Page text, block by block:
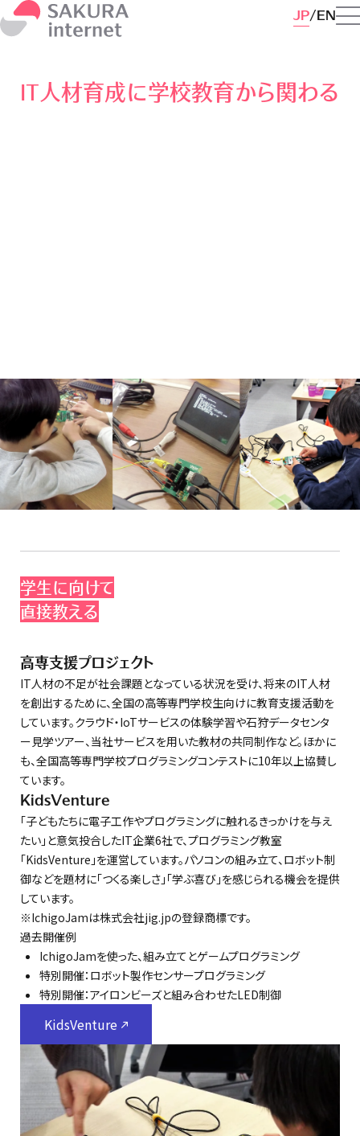
JP EN
IT人材育成に学校教育から関わる
「もっとプログラミングの楽しさを知ってほしい」「高いITス
キルを身に付けて社会で活躍してほしい」。そのような思い
からIT教育の支援をしています。クラウド事業者として、どう
すれば次世代に貢献できるか試行錯誤しながら活動を広
げています。
学生に向けて
直接教える
高専支援プロジェクト
IT人材の不足が社会課題となっている状況を受け、将来のIT人材
を創出するために、全国の高等専門学校生向けに教育支援活動を
しています。クラウド・IoTサービスの体験学習や石狩データセンタ
ー見学ツアー、当社サービスを用いた教材の共同制作など。ほかに
も、全国高等専門学校プログラミングコンテストに10年以上協賛し
ています。
KidsVenture
「子どもたちに電子工作やプログラミングに触れるきっかけを与え
たい」と意気投合したIT企業6社で、プログラミング教室
「KidsVenture」を運営しています。パソコンの組み立て、ロボット制
御などを題材に「つくる楽しさ」「学ぶ喜び」を感じられる機会を提供
しています。
※IchigoJamは株式会社jig.jpの登録商標です。
過去開催例
IchigoJamを使った、組み立てとゲームプログラミング
特別開催：ロボット製作センサープログラミング
特別開催：アイロンビーズと組み合わせたLED制御
KidsVenture